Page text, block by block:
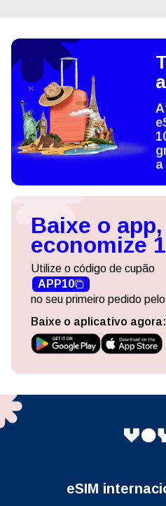
a
Baixe o app,
economize
Utilize o código de cupão
APP10
no seu primeiro pedido
Baixe o aplicativo agora:
eSIM